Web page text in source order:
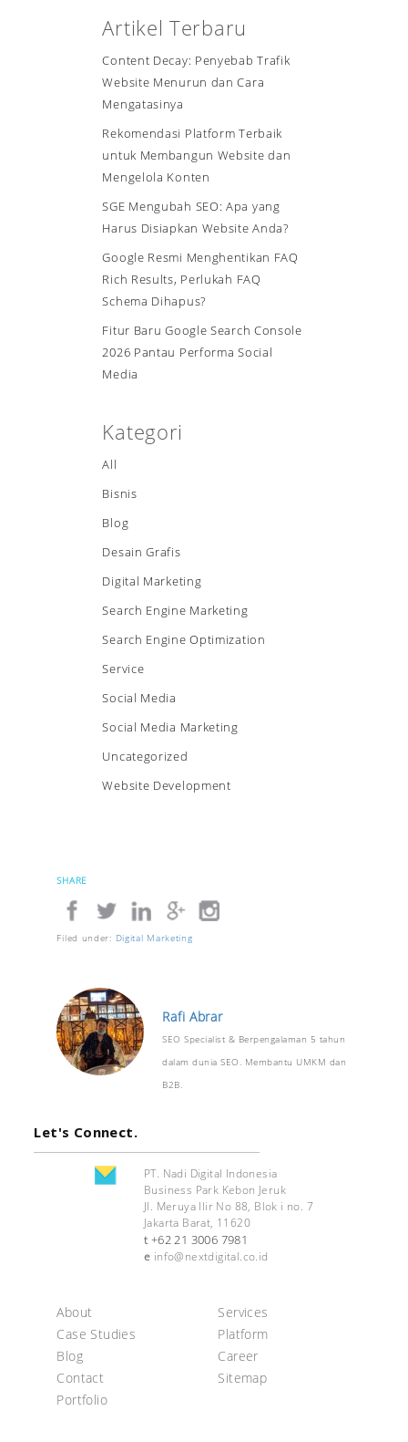
Artikel Terbaru
Content Decay: Penyebab Trafik
Website Menurun dan Cara
Mengatasinya
Rekomendasi Platform Terbaik
untuk Membangun Website dan
Mengelola Konten
SGE Mengubah SEO: Apa yang
Harus Disiapkan Website Anda?
Google Resmi Menghentikan FAQ
Rich Results, Perlukah FAQ
Schema Dihapus?
Fitur Baru Google Search Console
2026 Pantau Performa Social
Media
Kategori
All
Bisnis
Blog
Desain Grafis
Digital Marketing
Search Engine Marketing
Search Engine Optimization
Service
Social Media
Social Media Marketing
Uncategorized
Website Development
SHARE
Filed under: Digital Marketing
Rafi Abrar
SEO Specialist & Berpengalaman 5 tahun
dalam dunia SEO. Membantu UMKM dan
B2B.
Let's Connect.
PT. Nadi Digital Indonesia
Business Park Kebon Jeruk
Jl. Meruya Ilir No 88, Blok i no. 7
Jakarta Barat, 11620
t +62 21 3006 7981
e info@nextdigital.co.id
About
Case Studies
Blog
Contact
Portfolio
Services
Platform
Career
Sitemap